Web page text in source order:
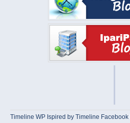
Timeline WP Ispired byTimeline Facebook